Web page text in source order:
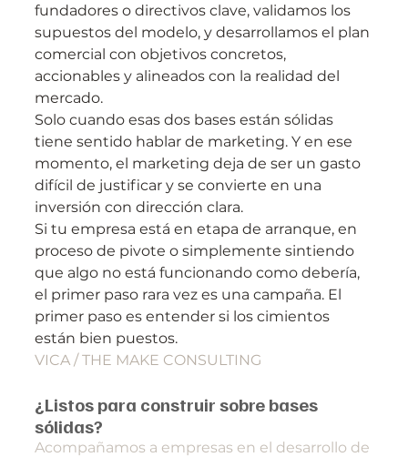
fundadores o directivos clave, validamos los
supuestos del modelo, y desarrollamos el plan
comercial con objetivos concretos,
accionables y alineados con la realidad del
mercado.
Solo cuando esas dos bases están sólidas
tiene sentido hablar de marketing. Y en ese
momento, el marketing deja de ser un gasto
difícil de justificar y se convierte en una
inversión con dirección clara.
Si tu empresa está en etapa de arranque, en
proceso de pivote o simplemente sintiendo
que algo no está funcionando como debería,
el primer paso rara vez es una campaña. El
primer paso es entender si los cimientos
están bien puestos.
VICA / THE MAKE CONSULTING
¿Listos para construir sobre bases
sólidas?
Acompañamos a empresas en el desarrollo de